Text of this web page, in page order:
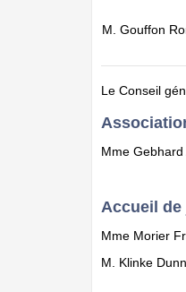
M. Gouffon
Le Conseil
Mme Gebhard
Accueil de
Mme Morier
M. Klinke